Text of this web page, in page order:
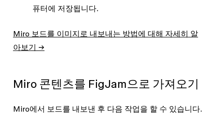
퓨터에 저장됩니다.
Miro 보드를 이미지로 내보내는 방법에 대해 자세히 알
아보기 →
Miro 콘텐츠를 FigJam으로 가져오기
Miro에서 보드를 내보낸 후 다음 작업을 할 수 있습니다.